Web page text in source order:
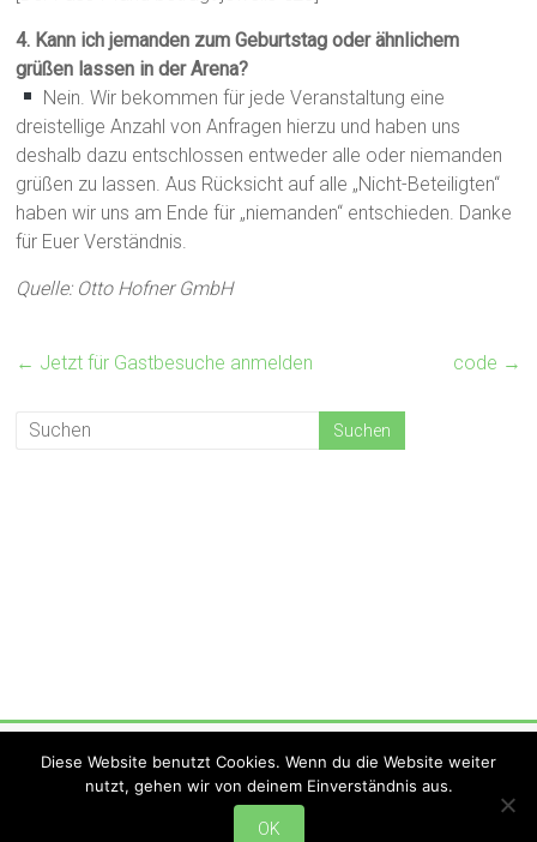
4. Kann ich jemanden zum Geburtstag oder ähnlichem
grüßen lassen in der Arena?
Nein. Wir bekommen für jede Veranstaltung eine
dreistellige Anzahl von Anfragen hierzu und haben uns
deshalb dazu entschlossen entweder alle oder niemanden
grüßen zu lassen. Aus Rücksicht auf alle „Nicht-Beteiligten“
haben wir uns am Ende für „niemanden“ entschieden. Danke
für Euer Verständnis.
Quelle: Otto Hofner GmbH
← Jetzt für Gastbesuche anmelden code →
Theme:Acceleratevon ThemeGrill. Präsentiert vonWordPress.
Hohna-TV Newsletter
Vorstand
Diese Website benutzt Cookies. Wenn du die Website weiter
nutzt, gehen wir von deinem Einverständnis aus.
OK